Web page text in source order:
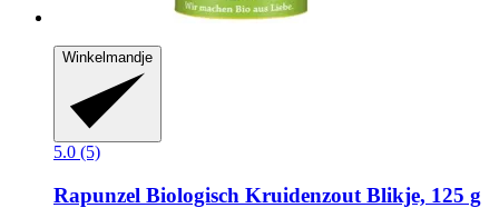
Winkelmandje
5.0 (5)
Rapunzel Biologisch Kruidenzout Blikje, 125 g